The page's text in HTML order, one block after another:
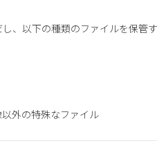
、以下の種類のファイルを保管
外の特殊なファイル